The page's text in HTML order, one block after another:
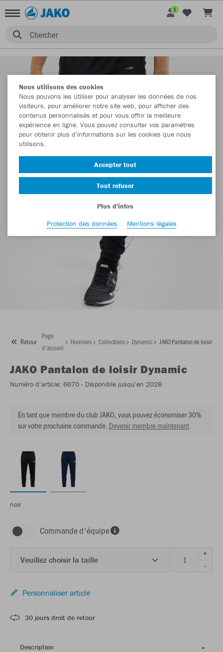
Chercher
1
Retour
Page
d'accueil
Hommes Collections Dynamic JAKO Pantalon de loisir
JAKO Pantalon de loisir Dynamic
Numéro d’article: 6670 - Disponible jusqu'en 2028
En tant que membre du club JAKO, vous pouvez économiser 30%
sur votre prochaine commande. Devenir membre maintenant
noir
Commande d'équipe
Veuillez choisir la taille
+
-
Personnaliser article
30 jours droit de retour
Description
Nous utilisons des cookies
Nous pouvons les utiliser pour analyser les données de nos
visiteurs, pour améliorer notre site web, pour afficher des
contenus personnalisés et pour vous offrir la meilleure
expérience en ligne. Vous pouvez consulter vos paramètres
pour obtenir plus d'informations sur les cookies que nous
utilisons.
Accepter tout
Tout refuser
Plus d'infos
Protection des données
Mentions légales